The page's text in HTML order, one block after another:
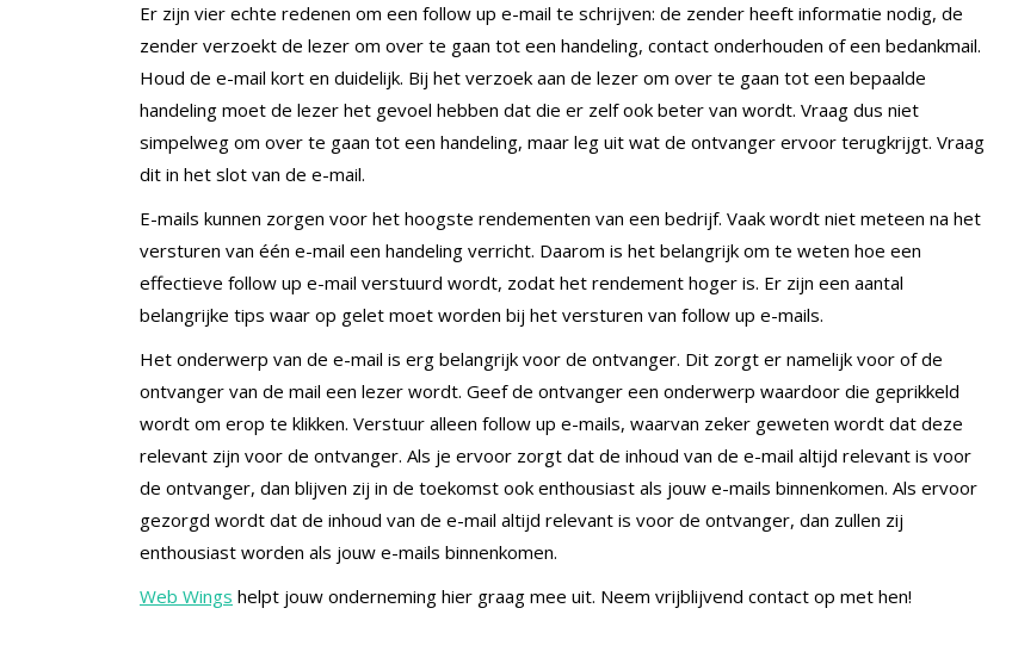
Er zijn vier echte redenen om een follow up e-mail te schrijven: de zender heeft informatie nodig, de
zender verzoekt de lezer om over te gaan tot een handeling, contact onderhouden of een bedankmail.
Houd de e-mail kort en duidelijk. Bij het verzoek aan de lezer om over te gaan tot een bepaalde
handeling moet de lezer het gevoel hebben dat die er zelf ook beter van wordt. Vraag dus niet
simpelweg om over te gaan tot een handeling, maar leg uit wat de ontvanger ervoor terugkrijgt. Vraag
dit in het slot van de e-mail.
E-mails kunnen zorgen voor het hoogste rendementen van een bedrijf. Vaak wordt niet meteen na het
versturen van één e-mail een handeling verricht. Daarom is het belangrijk om te weten hoe een
effectieve follow up e-mail verstuurd wordt, zodat het rendement hoger is. Er zijn een aantal
belangrijke tips waar op gelet moet worden bij het versturen van follow up e-mails.
Het onderwerp van de e-mail is erg belangrijk voor de ontvanger. Dit zorgt er namelijk voor of de
ontvanger van de mail een lezer wordt. Geef de ontvanger een onderwerp waardoor die geprikkeld
wordt om erop te klikken. Verstuur alleen follow up e-mails, waarvan zeker geweten wordt dat deze
relevant zijn voor de ontvanger. Als je ervoor zorgt dat de inhoud van de e-mail altijd relevant is voor
de ontvanger, dan blijven zij in de toekomst ook enthousiast als jouw e-mails binnenkomen. Als ervoor
gezorgd wordt dat de inhoud van de e-mail altijd relevant is voor de ontvanger, dan zullen zij
enthousiast worden als jouw e-mails binnenkomen.
Web Wings helpt jouw onderneming hier graag mee uit. Neem vrijblijvend contact op met hen!